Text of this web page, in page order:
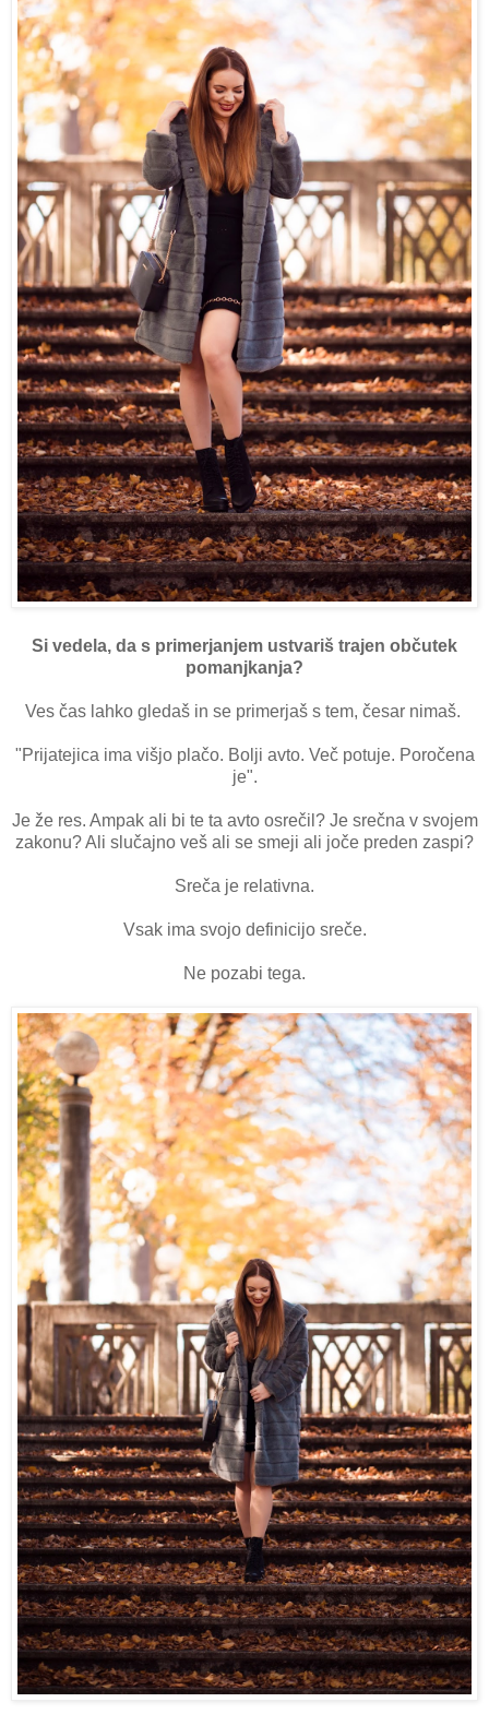
Si vedela, da s primerjanjem ustvariš trajen občutek
pomanjkanja?
Ves čas lahko gledaš in se primerjaš s tem, česar nimaš.
"Prijatejica ima višjo plačo. Bolji avto. Več potuje. Poročena
je".
Je že res. Ampak ali bi te ta avto osrečil? Je srečna v svojem
zakonu? Ali slučajno veš ali se smeji ali joče preden zaspi?
Sreča je relativna.
Vsak ima svojo definicijo sreče.
Ne pozabi tega.